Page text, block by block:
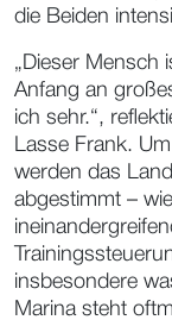
die Beiden
„Dieser Mensch
Anfang an
ich sehr.“,
Lasse Frank.
werden das
abgestimmt –
insbesondere
Marina steht